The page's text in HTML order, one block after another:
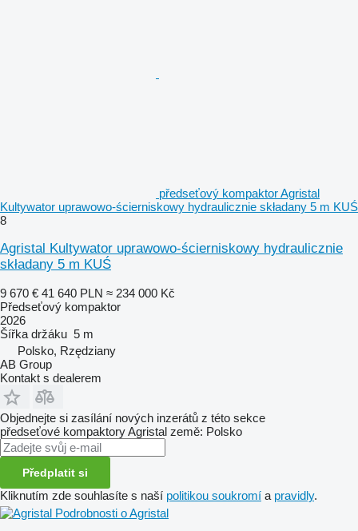
předseťový kompaktor Agristal
Kultywator uprawowo-ścierniskowy hydraulicznie składany 5 m KUŚ
8
Agristal Kultywator uprawowo-ścierniskowy hydraulicznie
składany 5 m KUŚ
9 670 € 41 640 PLN ≈ 234 000 Kč
Předseťový kompaktor
2026
Šířka držáku 5 m
Polsko, Rzędziany
AB Group
Kontakt s dealerem
Objednejte si zasílání nových inzerátů z této sekce
předseťové kompaktoryAgristal země: Polsko
Předplatit si
Kliknutím zde souhlasíte s naší politikou soukromí a pravidly.
Podrobnosti o Agristal